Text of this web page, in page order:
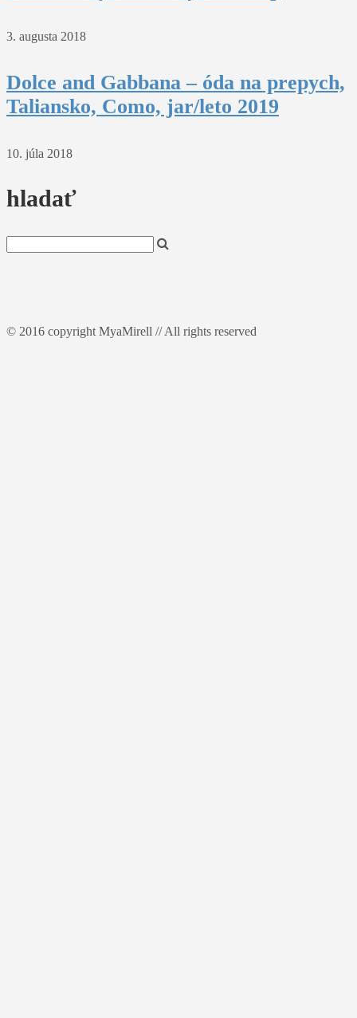
3. augusta 2018
Dolce and Gabbana – óda na prepych,
Taliansko, Como, jar/leto 2019
10. júla 2018
hladať
© 2016 copyright MyaMirell // All rights reserved